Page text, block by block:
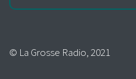
© La Grosse Radio, 2021